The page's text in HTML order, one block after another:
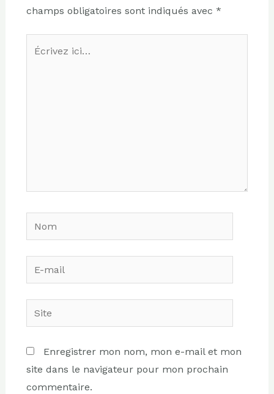
champs obligatoires sont indiqués avec *
Nom
E-
mail
Site
Enregistrer mon nom, mon e-mail et mon
site dans le navigateur pour mon prochain
commentaire.